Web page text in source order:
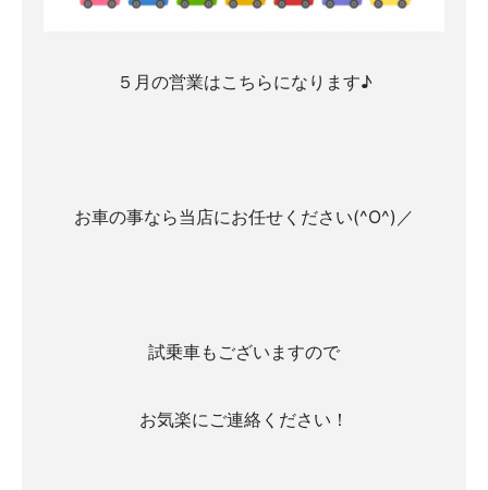
５月の営業はこちらになります♪
お車の事なら当店にお任せください(^O^)／
試乗車もございますので
お気楽にご連絡ください！